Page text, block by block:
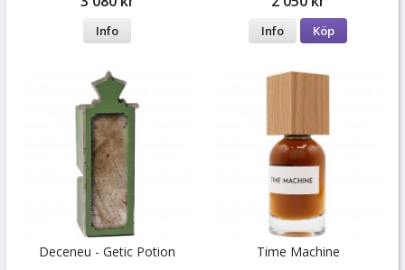
Info Info Köp
Deceneu - Getic Potion Time Machine